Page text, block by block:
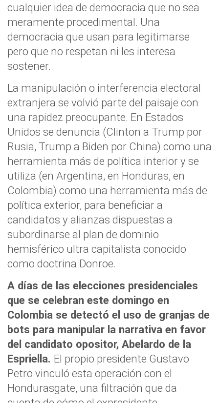
cualquier idea de democracia que no sea
meramente procedimental. Una
democracia que usan para legitimarse
pero que no respetan ni les interesa
sostener.
La manipulación o interferencia electoral
extranjera se volvió parte del paisaje con
una rapidez preocupante. En Estados
Unidos se denuncia (Clinton a Trump por
Rusia, Trump a Biden por China) como una
herramienta más de política interior y se
utiliza (en Argentina, en Honduras, en
Colombia) como una herramienta más de
política exterior, para beneficiar a
candidatos y alianzas dispuestas a
subordinarse al plan de dominio
hemisférico ultra capitalista conocido
como doctrina Donroe.
A días de las elecciones presidenciales
que se celebran este domingo en
Colombia se detectó el uso de granjas de
bots para manipular la narrativa en favor
del candidato opositor, Abelardo de la
Espriella. El propio presidente Gustavo
Petro vinculó esta operación con el
Hondurasgate, una filtración que da